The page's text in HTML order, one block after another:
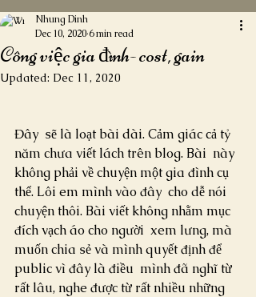
Công việc gia đình- cost, gain
Nhung Dinh
Dec 10, 2020 6 min read
Updated: Dec 11, 2020
Đây  sẽ là loạt bài dài. Cảm giác cả tỷ
năm chưa viết lách trên blog. Bài  này
không phải về chuyện một gia đình cụ
thể. Lôi em mình vào đây  cho dễ nói
chuyện thôi. Bài viết không nhằm mục
đích vạch áo cho người  xem lưng, mà
muốn chia sẻ và mình quyết định để
public vì đây là điều  mình đã nghĩ từ
rất lâu, nghe được từ rất nhiều những